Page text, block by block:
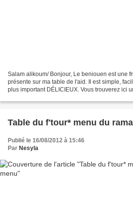
Salam alikoum/ Bonjour, Le beniouen est une
présente sur ma table de l'aid. Il est simple,
plus important DÉLICIEUX. Vous trouverez ici
Table du f'tour* menu du
Publié le 16/08/2012 à 15:46
Par Nesyla